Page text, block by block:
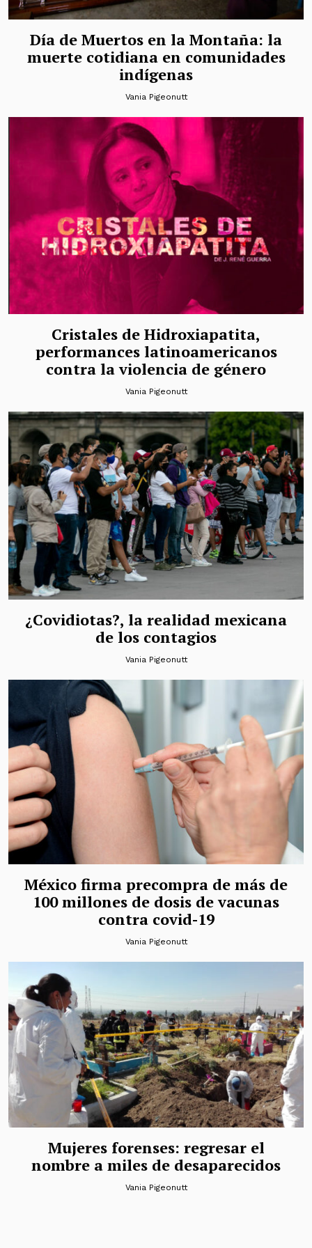
Día de Muertos en la Montaña: la
muerte cotidiana en comunidades
indígenas
Vania Pigeonutt
Cristales de Hidroxiapatita,
performances latinoamericanos
contra la violencia de género
Vania Pigeonutt
¿Covidiotas?, la realidad mexicana
de los contagios
Vania Pigeonutt
México firma precompra de más de
100 millones de dosis de vacunas
contra covid-19
Vania Pigeonutt
Mujeres forenses: regresar el
nombre a miles de desaparecidos
Vania Pigeonutt